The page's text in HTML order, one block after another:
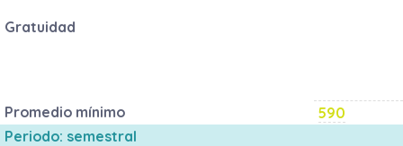
Gratuidad
Promedio mínimo
590
Periodo: semestral